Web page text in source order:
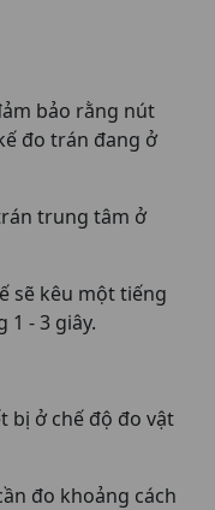
bảo rằng nút
đo trán đang ở
trung tâm ở
sẽ kêu một tiếng
1 - 3 giây.
bị ở chế độ đo vật
đo khoảng cách